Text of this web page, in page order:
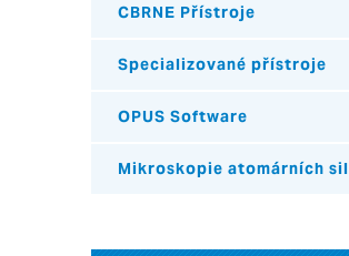
CBRNE Přístroje
Specializované přístroje
OPUS Software
Mikroskopie atomárních sil